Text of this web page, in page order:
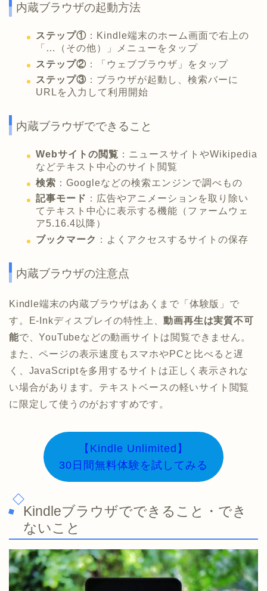
内蔵ブラウザの起動方法
ステップ① ：Kindle端末のホーム画面で右上の
「…（その他）」メニューをタップ
ステップ② ：「ウェブブラウザ」をタップ
ステップ③ ：ブラウザが起動し、検索バーに
URLを入力して利用開始
内蔵ブラウザでできること
Webサイトの閲覧 ：ニュースサイトやWikipedia
などテキスト中心のサイト閲覧
検索 ：Googleなどの検索エンジンで調べもの
記事モード ：広告やアニメーションを取り除い
てテキスト中心に表示する機能（ファームウェ
ア5.16.4以降）
ブックマーク ：よくアクセスするサイトの保存
内蔵ブラウザの注意点
Kindle端末の内蔵ブラウザはあくまで「体験版」で
す。E-Inkディスプレイの特性上、動画再生は実質不可
能で、YouTubeなどの動画サイトは閲覧できません。
また、ページの表示速度もスマホやPCと比べると遅
く、JavaScriptを多用するサイトは正しく表示されな
い場合があります。テキストベースの軽いサイト閲覧
に限定して使うのがおすすめです。
【Kindle Unlimited】
30日間無料体験を試してみる
Kindleブラウザでできること・でき
ないこと